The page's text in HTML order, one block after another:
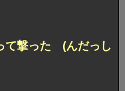
て撃った (んだっし